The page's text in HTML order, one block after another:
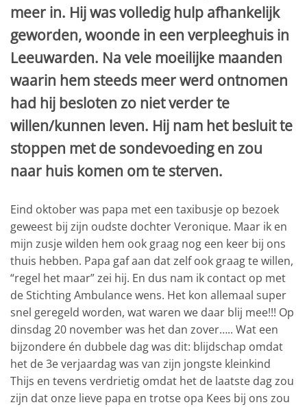
meer in. Hij was volledig hulp afhankelijk
geworden, woonde in een verpleeghuis in
Leeuwarden. Na vele moeilijke maanden
waarin hem steeds meer werd ontnomen
had hij besloten zo niet verder te
willen/kunnen leven. Hij nam het besluit te
stoppen met de sondevoeding en zou
naar huis komen om te sterven.
Eind oktober was papa met een taxibusje op bezoek
geweest bij zijn oudste dochter Veronique. Maar ik en
mijn zusje wilden hem ook graag nog een keer bij ons
thuis hebben. Papa gaf aan dat zelf ook graag te willen,
“regel het maar” zei hij. En dus nam ik contact op met
de Stichting Ambulance wens. Het kon allemaal super
snel geregeld worden, wat waren we daar blij mee!!! Op
dinsdag 20 november was het dan zover….. Wat een
bijzondere én dubbele dag was dit: blijdschap omdat
het de 3e verjaardag was van zijn jongste kleinkind
Thijs en tevens verdrietig omdat het de laatste dag zou
zijn dat onze lieve papa en trotse opa Kees bij ons zou